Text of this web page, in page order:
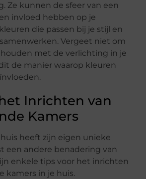
Ze kunnen de sfeer van een
invloed hebben op je
die passen bij je stijl en
Vergeet niet om
met de verlichting in je
de manier waarop kleuren
Inrichten van
Kamers
heeft zijn eigen unieke
een andere benadering van
enkele tips voor het inrichten
kamers in je huis.